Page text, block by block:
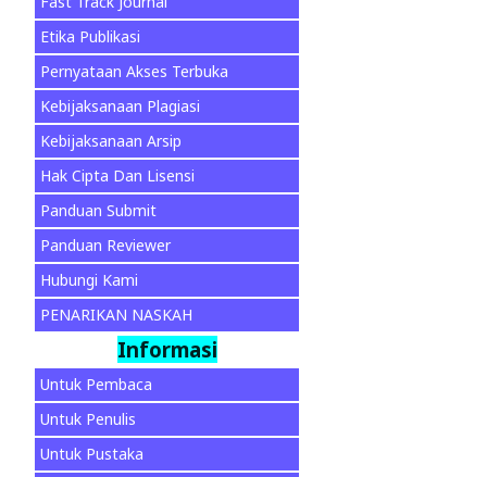
Etika Publikasi
Pernyataan Akses Terbuka
Kebijaksanaan Plagiasi
Kebijaksanaan Arsip
Hak Cipta Dan Lisensi
Panduan Submit
Panduan Reviewer
Hubungi Kami
PENARIKAN NASKAH
Informasi
Untuk Pembaca
Untuk Penulis
Untuk Pustaka